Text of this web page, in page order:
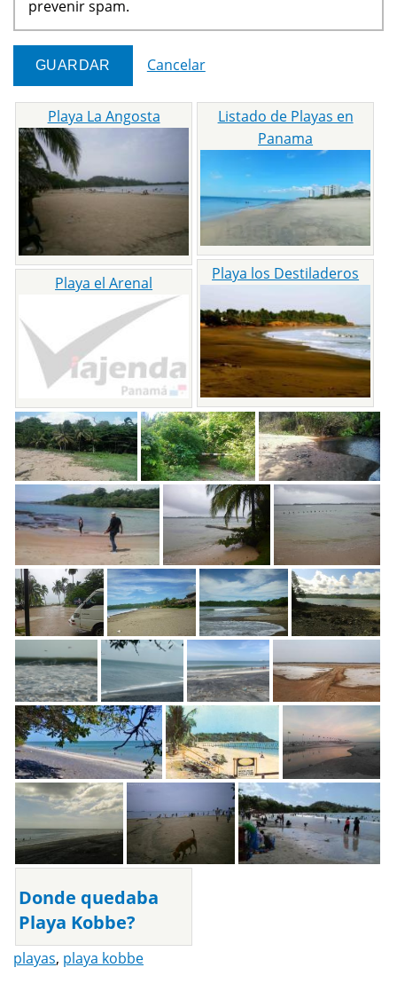
prevenir spam.
Cancelar
Playa La Angosta
Listado de Playas en
Panama
Playa los Destiladeros
Playa el Arenal
Donde quedaba
Playa Kobbe?
playas, playa kobbe